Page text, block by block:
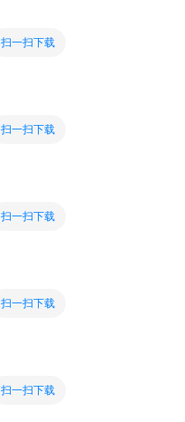
扫一扫下载
扫一扫下载
扫一扫下载
扫一扫下载
扫一扫下载